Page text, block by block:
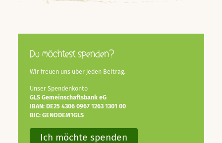
Du möchtest spenden?
Wir freuen uns über jeden Beitrag.
Unser Spendenkonto
GLS Gemeinschaftsbank eG
IBAN: DE25 4306 0967 1263 1301 00
BIC: GENODEM1GLS
Ich möchte spenden